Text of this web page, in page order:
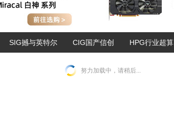
SIG撼与英特尔 CIG国产信创 HPG行业超算
努力加载中，请稍后...